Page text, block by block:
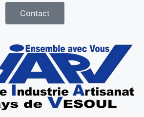
Contact